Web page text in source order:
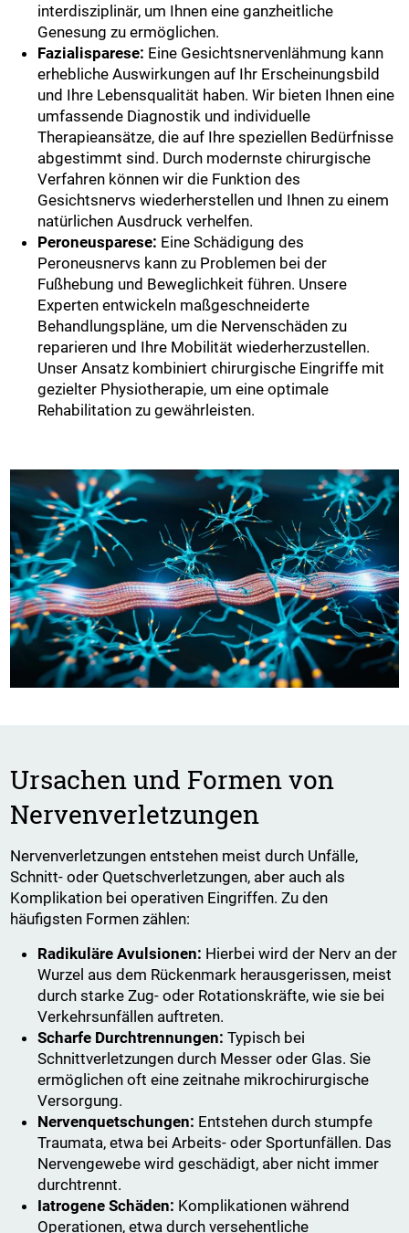
interdisziplinär, um Ihnen eine ganzheitliche
Genesung zu ermöglichen.
Fazialisparese: Eine Gesichtsnervenlähmung kann
erhebliche Auswirkungen auf Ihr Erscheinungsbild
und Ihre Lebensqualität haben. Wir bieten Ihnen eine
umfassende Diagnostik und individuelle
Therapieansätze, die auf Ihre speziellen Bedürfnisse
abgestimmt sind. Durch modernste chirurgische
Verfahren können wir die Funktion des
Gesichtsnervs wiederherstellen und Ihnen zu einem
natürlichen Ausdruck verhelfen.
Peroneusparese: Eine Schädigung des
Peroneusnervs kann zu Problemen bei der
Fußhebung und Beweglichkeit führen. Unsere
Experten entwickeln maßgeschneiderte
Behandlungspläne, um die Nervenschäden zu
reparieren und Ihre Mobilität wiederherzustellen.
Unser Ansatz kombiniert chirurgische Eingriffe mit
gezielter Physiotherapie, um eine optimale
Rehabilitation zu gewährleisten.
Ursachen und Formen von
Nervenverletzungen
Nervenverletzungen entstehen meist durch Unfälle,
Schnitt- oder Quetschverletzungen, aber auch als
Komplikation bei operativen Eingriffen. Zu den
häufigsten Formen zählen:
Radikuläre Avulsionen: Hierbei wird der Nerv an der
Wurzel aus dem Rückenmark herausgerissen, meist
durch starke Zug- oder Rotationskräfte, wie sie bei
Verkehrsunfällen auftreten.
Scharfe Durchtrennungen: Typisch bei
Schnittverletzungen durch Messer oder Glas. Sie
ermöglichen oft eine zeitnahe mikrochirurgische
Versorgung.
Nervenquetschungen: Entstehen durch stumpfe
Traumata, etwa bei Arbeits- oder Sportunfällen. Das
Nervengewebe wird geschädigt, aber nicht immer
durchtrennt.
Iatrogene Schäden: Komplikationen während
Operationen, etwa durch versehentliche